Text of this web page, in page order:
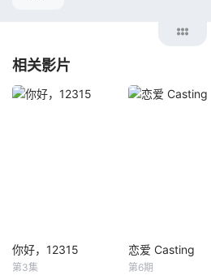
相关影片
你好，12315
你好，12315
第3集
恋爱 Casting
恋爱 Casting
第6期